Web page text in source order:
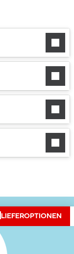
LIEFEROPTIONEN